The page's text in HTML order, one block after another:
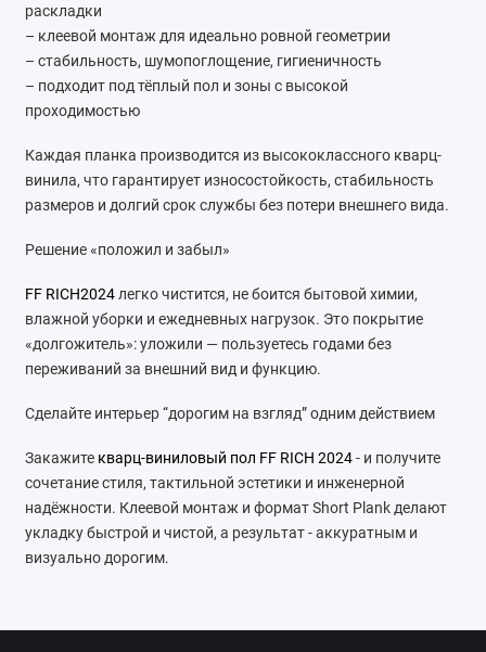
раскладки
– клеевой монтаж для идеально ровной геометрии
– стабильность, шумопоглощение, гигиеничность
– подходит под тёплый пол и зоны с высокой
проходимостью
Каждая планка производится из высококлассного кварц-
винила, что гарантирует износостойкость, стабильность
размеров и долгий срок службы без потери внешнего вида.
Решение «положил и забыл»
FF RICH2024легко чистится, не боится бытовой химии,
влажной уборки и ежедневных нагрузок. Это покрытие
«долгожитель»: уложили — пользуетесь годами без
переживаний за внешний вид и функцию.
Сделайте интерьер “дорогим на взгляд” одним действием
Закажите кварц-виниловый пол FF RICH 2024- и получите
сочетание стиля, тактильной эстетики и инженерной
надёжности. Клеевой монтаж и формат Short Plank делают
укладку быстрой и чистой, а результат - аккуратным и
визуально дорогим.